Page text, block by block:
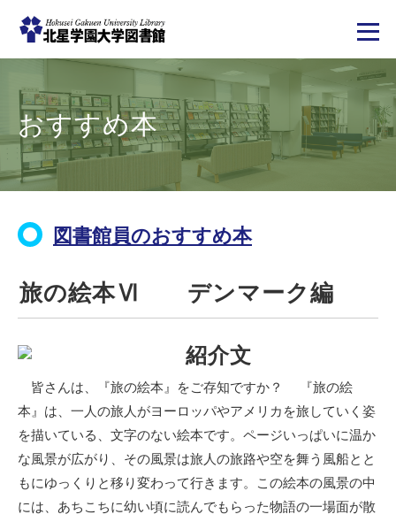
テ
ン
に
移
おすすめ本
図書館員のおすすめ本
旅の絵本Ⅵ デンマーク編
紹介文
皆さんは、『旅の絵本』をご存知ですか？ 『旅の絵
本』は、一人の旅人がヨーロッパやアメリカを旅していく姿
を描いている、文字のない絵本です。ページいっぱいに温か
な風景が広がり、その風景は旅人の旅路や空を舞う風船とと
もにゆっくりと移り変わって行きます。この絵本の風景の中
には、あちこちに幼い頃に読んでもらった物語の一場面が散